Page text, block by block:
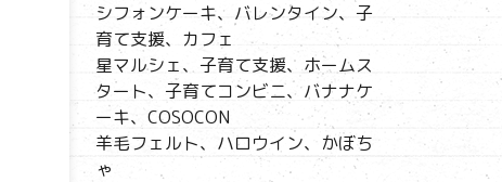
シフォンケーキ、バレンタイン、子
育て支援、カフェ
星マルシェ、子育て支援、ホームス
タート、子育てコンビニ、バナナケ
ーキ、COSOCON
羊毛フェルト、ハロウイン、かぼち
ゃ